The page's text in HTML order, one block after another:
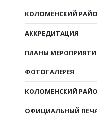
КОЛОМЕНСКИЙ
АККРЕДИТАЦИЯ
ПЛАНЫ
ФОТОГАЛЕРЕЯ
КОЛОМЕНСКИЙ
ОФИЦИАЛЬНЫЙ